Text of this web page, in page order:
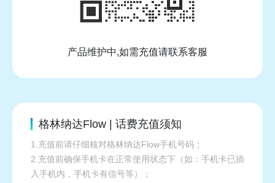
产品维护中,如需充值请联系客服
格林纳达Flow | 话费充值须知
1.充值前请仔细核对格林纳达Flow手机号码；
2.充值前确保手机卡在正常使用状态下（如：手机卡已插
入手机内，手机卡有信号等）；